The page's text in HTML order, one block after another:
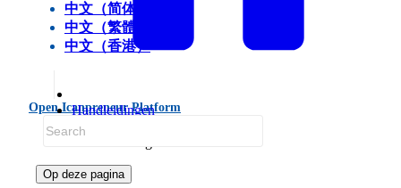
中文（简体）
中文（繁體）
中文（香港）
Open Icanpreneur Platform
Handleidingen
Itereer en groei
Op deze pagina